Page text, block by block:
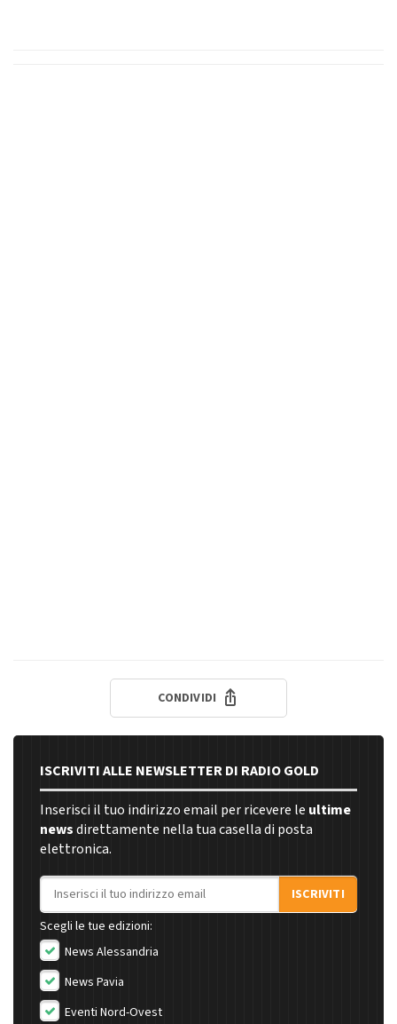
CONDIVIDI
ISCRIVITI ALLE NEWSLETTER DI RADIO GOLD
Inserisci il tuo indirizzo email per ricevere le ultime
newsdirettamente nella tua casella di posta
elettronica.
Indirizzo email
ISCRIVITI
Scegli le tue edizioni:
News Alessandria
News Pavia
Eventi Nord-Ovest